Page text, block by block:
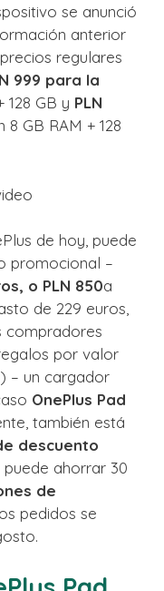
se anunció
anterior
regulares
999 para la
128 GB y PLN
8 GB RAM + 128
de hoy, puede
promocional –
o PLN 850a
de 229 euros,
compradores
por valor
– un cargador
OnePlus Pad
también está
descuento
ahorrar 30
de
pedidos se